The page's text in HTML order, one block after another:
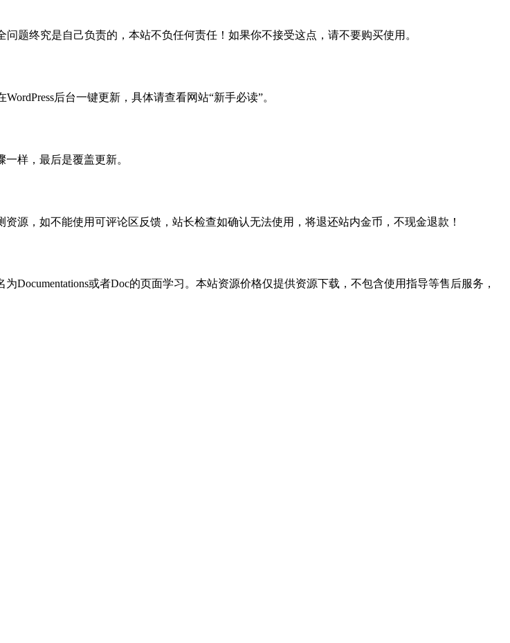
题终究是自己负责的，本站不负任何责任！如果你不接受这点，请不要购买使用。
后台一键更新，具体请查看网站“新手必读”。
样，最后是覆盖更新。
源，如不能使用可评论区反馈，站长检查如确认无法使用，将退还站内金币，不现金退款！
或者Doc的页面学习。本站资源价格仅提供资源下载，不包含使用指导等售后服务，